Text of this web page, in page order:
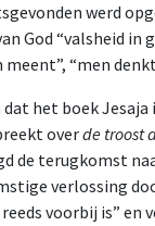
werd
God “valsheid
“men
het boek
overde troost
de terugkomst
verlossing
voorbij is” en